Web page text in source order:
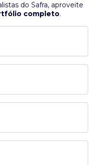
do Safra, aproveite
completo.